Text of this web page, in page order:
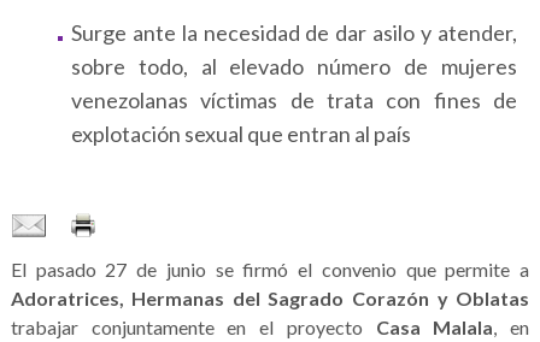
Surge ante la necesidad de dar asilo y atender,
sobre todo, al elevado número de mujeres
venezolanas víctimas de trata con fines de
explotación sexual que entran al país
El pasado 27 de junio se firmó el convenio que permite a
Adoratrices, Hermanas del Sagrado Corazón y Oblatas
trabajar conjuntamente en el proyecto Casa Malala, en